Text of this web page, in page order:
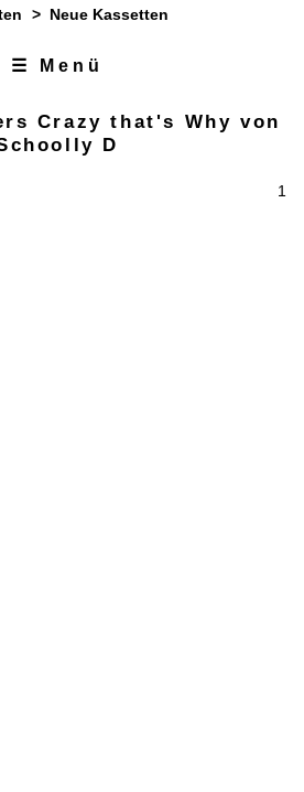
> Neue Kassetten
☰ Menü
Crazy that's Why von
D
1